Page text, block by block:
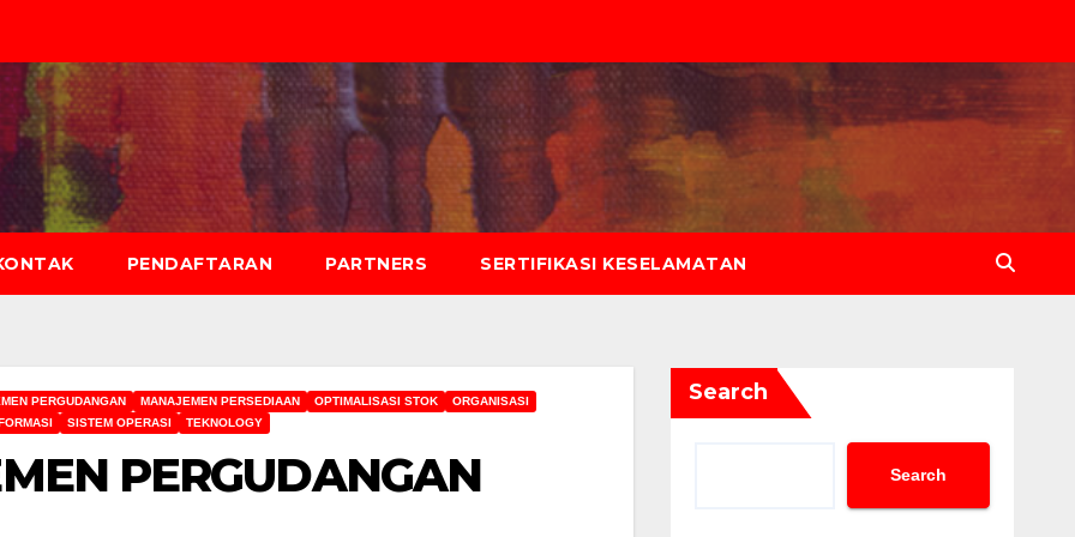
PENDAFTARAN PARTNERS SERTIFIKASI KESELAMATAN
PERGUDANGAN MANAJEMEN PERSEDIAAN OPTIMALISASI STOK
ORGANISASI
SISTEM OPERASI TEKNOLOGY
PERGUDANGAN
Search
Search